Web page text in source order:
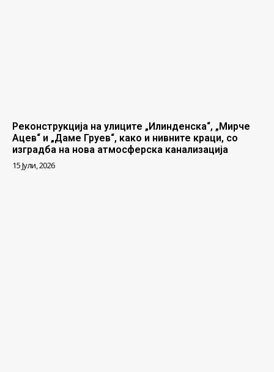
Реконструкција на улиците „Илинденска“, „Мирче
Ацев“ и „Даме Груев“, како и нивните краци, со
изградба на нова атмосферска канализација
15 Јули, 2026